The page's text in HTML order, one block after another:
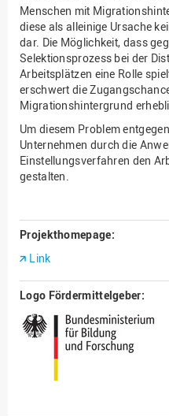
Menschen mit
diese als alleinige Ursache
dar. Die Möglichkeit, dass
Selektionsprozess bei der
Arbeitsplätzen eine Rolle
erschwert die
Migrationshintergrund
Um diesem Problem
Unternehmen durch die
Einstellungsverfahren den
gestalten.
Projekthomepage:
Link
Logo Fördermittelgeber: